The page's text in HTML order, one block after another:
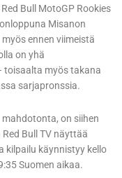
Bull MotoGP Rookies
Misanon
ennen viimeistä
on yhä
toisaalta myös takana
sarjapronssia.
on siihen
Bull TV näyttää
kilpailu käynnistyy kello
Suomen aikaa.